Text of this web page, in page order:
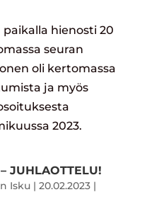
hienosti 20
seuran
oli kertomassa
ja myös
2023.
JUHLAOTTELU!
Isku| 20.02.2023|